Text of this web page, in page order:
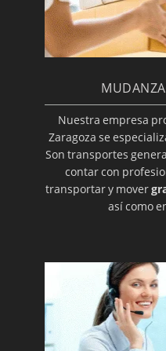
Nuestra empresa
Zaragoza se
Son transportes
contar con
transportar y mover
así como